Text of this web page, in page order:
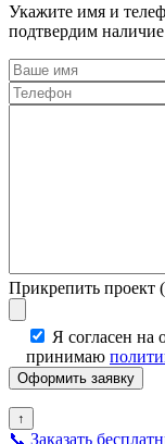
Укажите имя и
подтвердим
Прикрепить проект
Я согласен на
принимаю
↑
📞 Заказать